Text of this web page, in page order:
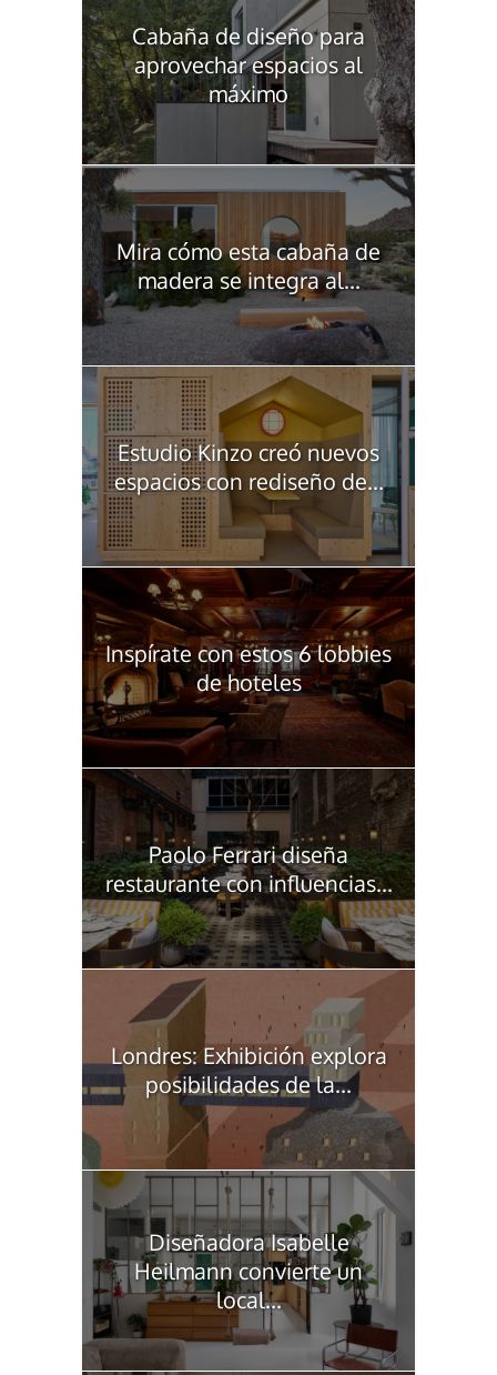
Cabaña de diseño para
aprovechar espacios al
máximo
Mira cómo esta cabaña de
madera se integra al...
Estudio Kinzo creó nuevos
espacios con rediseño de...
Inspírate con estos 6 lobbies
de hoteles
Paolo Ferrari diseña
restaurante con influencias...
Londres: Exhibición explora
posibilidades de la...
Diseñadora Isabelle
Heilmann convierte un
local...